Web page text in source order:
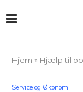
Hjem » Hjælp til
Service og Økonomi